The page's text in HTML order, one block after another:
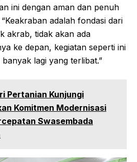
ini dengan aman dan penuh
adalah fondasi dari
akrab, tidak akan ada
ke depan, kegiatan seperti ini
lagi yang terlibat.”
Pertanian Kunjungi
Komitmen Modernisasi
Swasembada